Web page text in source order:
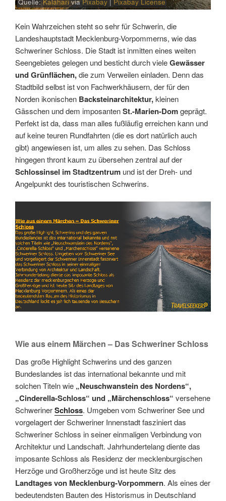
Kein Wahrzeichen steht so sehr für Schwerin, die
Landeshauptstadt Mecklenburg-Vorpommerns, wie das
Schweriner Schloss. Die Stadt ist inmitten eines weiten
Seengebietes gelegen und besticht durch vieleGewässer
und Grünflächen,die zum Verweilen einladen. Denn das
Stadtbild selbst ist von Fachwerkhäusern, der für den
Norden ikonischen Backsteinarchitektur,kleinen
Gässchen und dem imposantenSt.-Marien-Domgeprägt.
Perfekt ist da, dass man alles fußläufig erreichen kann und
auf keine teuren Rundfahrten (die es dort natürlich auch
gibt) angewiesen ist, um alles zu sehen. Das Schloss
hingegen thront kaum zu übersehen zentral auf der
Schlossinsel im Stadtzentrum und ist der Dreh- und
Angelpunkt des touristischen Schwerins.
Wie aus einem Märchen – Das Schweriner Schloss
Das große Highlight Schwerins und des ganzen
Bundeslandes ist das international bekannte und mit
solchen Titeln wie „Neuschwanstein des Nordens“,
„Cinderella-Schloss“ und „Märchenschloss“ versehene
SchwerinerSchloss. Umgeben vom Schweriner See und
vorgelagert der Schweriner Innenstadt fasziniert das
Schweriner Schloss in seiner einmaligen Verbindung von
Architektur und Landschaft. Jahrhundertelang diente das
imposante Schloss als Residenz der mecklenburgischen
Herzöge und Großherzöge und ist heute Sitz des
Landtages von Mecklenburg-Vorpommern. Als eines der
bedeutendsten Bauten des Historismus in Deutschland